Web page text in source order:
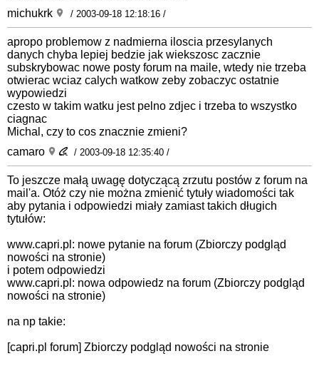
michukrk
/ 2003-09-18 12:18:16 /
apropo problemow z nadmierna iloscia przesylanych
danych chyba lepiej bedzie jak wiekszosc zacznie
subskrybowac nowe posty forum na maile, wtedy nie trzeba
otwierac wciaz calych watkow zeby zobaczyc ostatnie
wypowiedzi
czesto w takim watku jest pelno zdjec i trzeba to wszystko
ciagnac
Michal, czy to cos znacznie zmieni?
camaro
/ 2003-09-18 12:35:40 /
To jeszcze małą uwagę dotyczącą zrzutu postów z forum na
mail'a. Otóż czy nie można zmienić tytuły wiadomości tak
aby pytania i odpowiedzi miały zamiast takich długich
tytułów:
www.capri.pl: nowe pytanie na forum (Zbiorczy podgląd
nowości na stronie)
i potem odpowiedzi
www.capri.pl: nowa odpowiedz na forum (Zbiorczy podgląd
nowości na stronie)
na np takie:
[capri.pl forum] Zbiorczy podgląd nowości na stronie